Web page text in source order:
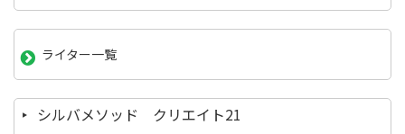
ライター一覧
シルバメソッド クリエイト21